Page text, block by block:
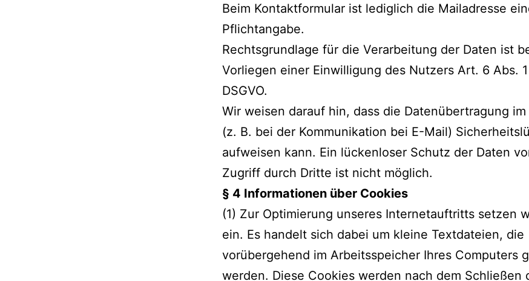
Beim Kontaktformular ist lediglich die Mailadresse
Pflichtangabe.
Rechtsgrundlage für die Verarbeitung der Daten ist
Vorliegen einer Einwilligung des Nutzers Art. 6 Abs.
DSGVO.
Wir weisen darauf hin, dass die Datenübertragung
(z. B. bei der Kommunikation bei E-Mail)
aufweisen kann. Ein lückenloser Schutz der Daten
Zugriff durch Dritte ist nicht möglich.
§ 4 Informationen über Cookies
(1) Zur Optimierung unseres Internetauftritts setzen
ein. Es handelt sich dabei um kleine Textdateien, die
vorübergehend im Arbeitsspeicher Ihres Computers
werden. Diese Cookies werden nach dem Schließen